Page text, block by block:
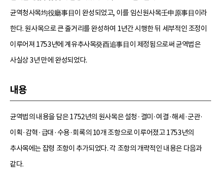
균역청사목均役廳事目이 완성되었고, 이를 임신원사목壬申原事目이라
한다. 원사목으로 큰 줄거리를 완성하여 1년간 시행한 뒤 세부적인 조정이
이루어져 1753년에 계유추사목癸酉追事目이 제정됨으로써 균역법은
사실상 3년 만에 완성되었다.
내용
균역법의 내용을 담은 1752년의 원사목은 설청·결미·여결·해세·군관·
이획·감혁·급대·수용·회록의 10개 조항으로 이루어졌고 1753년의
추사목에는 잡령 조항이 추가되었다. 각 조항의 개략적인 내용은 다음과
같다.